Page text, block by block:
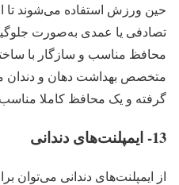
حین ورزش استفاده می‌شوند تا
تصادفی یا عمدی به‌صورت
محافظ مناسب و سازگار با
متخصص بهداشت دهان و دندان
گرفته و یک محافظ کاملا مناسب
13- ایمپلنت‌های دندانی
از ایمپلنت‌های دندانی می‌توان